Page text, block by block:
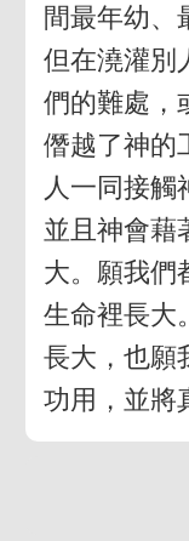
間最年幼、
但在澆灌別
們的難處，
僭越了神的
人一同接觸
並且神會藉
大。願我們
生命裡長大
長大，也願
功用，並將